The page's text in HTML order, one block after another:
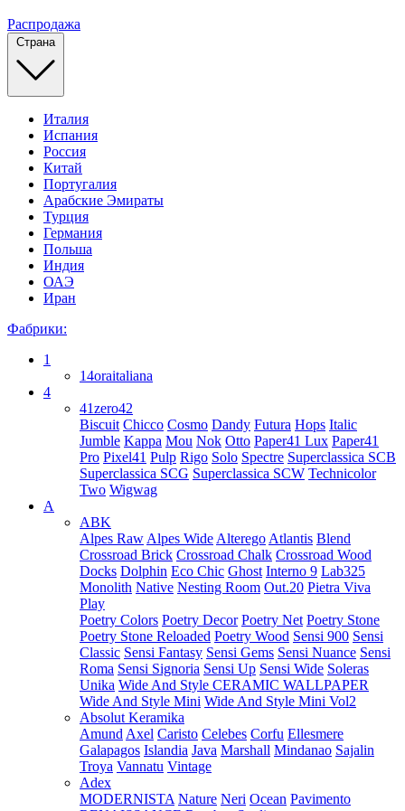
Распродажа
Страна
Италия
Испания
Россия
Китай
Португалия
Арабские Эмираты
Турция
Германия
Польша
Индия
ОАЭ
Иран
Фабрики:
1
14oraitaliana
4
41zero42
Biscuit Chicco Cosmo Dandy Futura Hops Italic
Jumble Kappa Mou Nok Otto Paper41 Lux Paper41
Pro Pixel41 Pulp Rigo Solo Spectre Superclassica SCB
Superclassica SCG Superclassica SCW Technicolor
Two Wigwag
A
ABK
Alpes Raw Alpes Wide Alterego Atlantis Blend
Crossroad Brick Crossroad Chalk Crossroad Wood
Docks Dolphin Eco Chic Ghost Interno 9 Lab325
Monolith Native Nesting Room Out.20 Pietra Viva
Play
Poetry Colors Poetry Decor Poetry Net Poetry Stone
Poetry Stone Reloaded Poetry Wood Sensi 900 Sensi
Classic Sensi Fantasy Sensi Gems Sensi Nuance Sensi
Roma Sensi Signoria Sensi Up Sensi Wide Soleras
Unika Wide And Style CERAMIC WALLPAPER
Wide And Style Mini Wide And Style Mini Vol2
Absolut Keramika
Amund Axel Caristo Celebes Corfu Ellesmere
Galapagos Islandia Java Marshall Mindanao Sajalin
Troya Vannatu Vintage
Adex
MODERNISTA Nature Neri Ocean Pavimento